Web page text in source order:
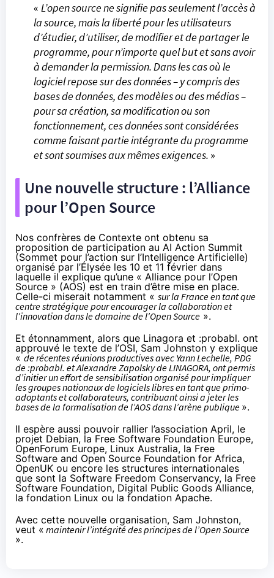
« L’open source ne signifie pas seulement l’accès à
la source, mais la liberté pour les utilisateurs
d’étudier, d’utiliser, de modifier et de partager le
programme, pour n’importe quel but et sans avoir
à demander la permission. Dans les cas où le
logiciel repose sur des données – y compris des
bases de données, des modèles ou des médias –
pour sa création, sa modification ou son
fonctionnement, ces données sont considérées
comme faisant partie intégrante du programme
et sont soumises aux mêmes exigences. »
Une nouvelle structure : l’Alliance
pour l’Open Source
Nos confrères de Contexte ont obtenu sa
proposition de participation au AI Action Summit
(Sommet pour l’action sur l’Intelligence Artificielle)
organisé par l’Élysée les 10 et 11 février dans
laquelle il explique qu’une « Alliance pour l’Open
Source » (AOS) est en train d’être mise en place.
Celle-ci miserait notamment « sur la France en tant que
centre stratégique pour encourager la collaboration et
l’innovation dans le domaine de l’Open Source ».
Et étonnamment, alors que Linagora et :probabl. ont
approuvé le texte de l’OSI, Sam Johnston y explique
«de récentes réunions productives avec Yann Lechelle, PDG
de :probabl. et Alexandre Zapolsky de LINAGORA, ont permis
d’initier un effort de sensibilisation organisé pour impliquer
les groupes nationaux de logiciels libres en tant que primo-
adoptants et collaborateurs, contribuant ainsi a jeter les
bases de la formalisation de l’AOS dans l’arène publique ».
Il espère aussi pouvoir rallier l’association April, le
projet Debian, la Free Software Foundation Europe,
OpenForum Europe, Linux Australia, la Free
Software and Open Source Foundation for Africa,
OpenUK ou encore les structures internationales
que sont la Software Freedom Conservancy, la Free
Software Foundation, Digital Public Goods Alliance,
la fondation Linux ou la fondation Apache.
Avec cette nouvelle organisation, Sam Johnston,
veut « maintenir l’intégrité des principes de l’Open Source
».